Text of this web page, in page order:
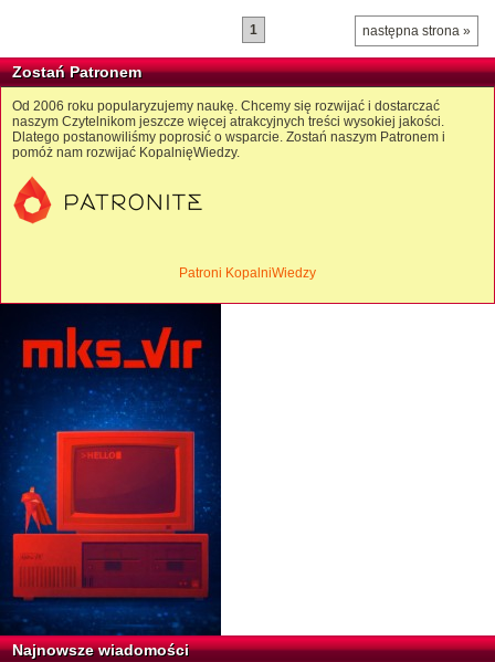
następna strona »
1
Zostań Patronem
Od 2006 roku popularyzujemy naukę. Chcemy się rozwijać i dostarczać
naszym Czytelnikom jeszcze więcej atrakcyjnych treści wysokiej jakości.
Dlatego postanowiliśmy poprosić o wsparcie. Zostań naszym Patronem i
pomóż nam rozwijać KopalnięWiedzy.
Patroni KopalniWiedzy
Najnowsze wiadomości